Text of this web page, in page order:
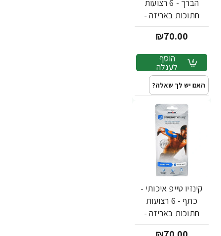
הברך - 6 רצועות
חתוכות באריזה -
מבית Strengthtape
₪70.00
הוסף
לעגלה
האם יש לך שאלה?
קינזיו טייפ איכותי -
כתף - 6 רצועות
חתוכות באריזה -
מבית Strengthtape